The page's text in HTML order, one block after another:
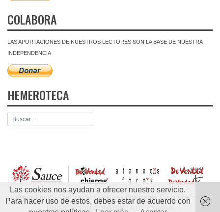
COLABORA
LAS APORTACIONES DE NUESTROS LECTORES SON LA BASE DE NUESTRA
INDEPENDENCIA
HEMEROTECA
Aviso Legal Política de Cookies Política de Privacidad
- ©
UNIFICACIÓN COMUNISTA DE ESPAÑA
Las cookies nos ayudan a ofrecer nuestro servicio.
Para hacer uso de estos, debes estar de acuerdo con